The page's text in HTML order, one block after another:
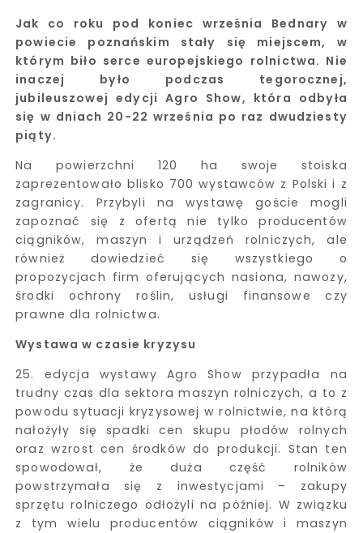
Jak co roku pod koniec września Bednary w
powiecie poznańskim stały się miejscem, w
którym biło serce europejskiego rolnictwa. Nie
inaczej było podczas tegorocznej,
jubileuszowej edycji Agro Show, która odbyła
się w dniach 20-22 września po raz dwudziesty
piąty.
Na powierzchni 120 ha swoje stoiska
zaprezentowało blisko 700 wystawców z Polski i z
zagranicy. Przybyli na wystawę goście mogli
zapoznać się z ofertą nie tylko producentów
ciągników, maszyn i urządzeń rolniczych, ale
również dowiedzieć się wszystkiego o
propozycjach firm oferujących nasiona, nawozy,
środki ochrony roślin, usługi finansowe czy
prawne dla rolnictwa.
Wystawa w czasie kryzysu
25. edycja wystawy Agro Show przypadła na
trudny czas dla sektora maszyn rolniczych, a to z
powodu sytuacji kryzysowej w rolnictwie, na którą
nałożyły się spadki cen skupu płodów rolnych
oraz wzrost cen środków do produkcji. Stan ten
spowodował, że duża część rolników
powstrzymała się z inwestycjami – zakupy
sprzętu rolniczego odłożyli na później. W związku
z tym wielu producentów ciągników i maszyn